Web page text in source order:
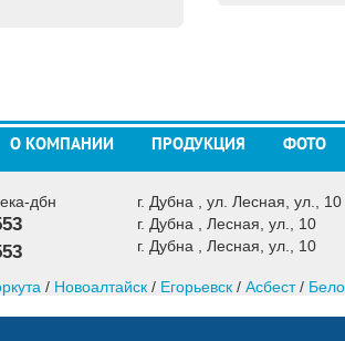
О КОМПАНИИ ПРОДУКЦИЯ ФОТО
дбн
г. Дубна , ул. Лесная, ул., 10
г. Дубна , Лесная, ул., 10
г. Дубна , Лесная, ул., 10
/ Новоалтайск / Егорьевск / Асбест/